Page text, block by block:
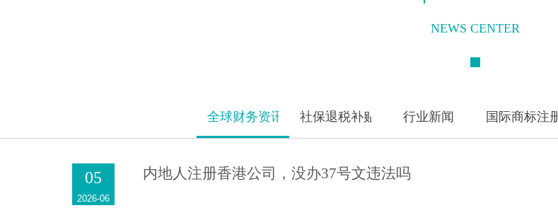
全球财务资讯 社保退税补贴 行业新闻 国际商标注册
NEWS CENTER
05
2026-06
内地人注册香港公司，没办37号文违法吗